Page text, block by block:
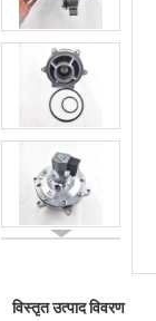
विस्तृत उत्पाद विवरण